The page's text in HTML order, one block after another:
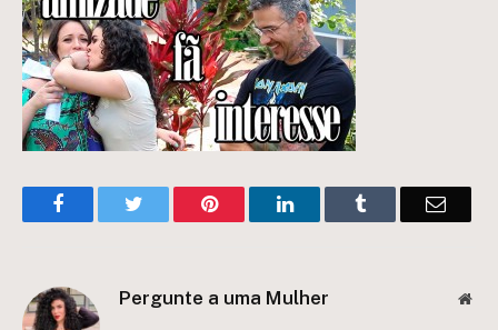
FacebookTwitter Pinterest LinkedInTumblr Email
Pergunte a uma Mulher